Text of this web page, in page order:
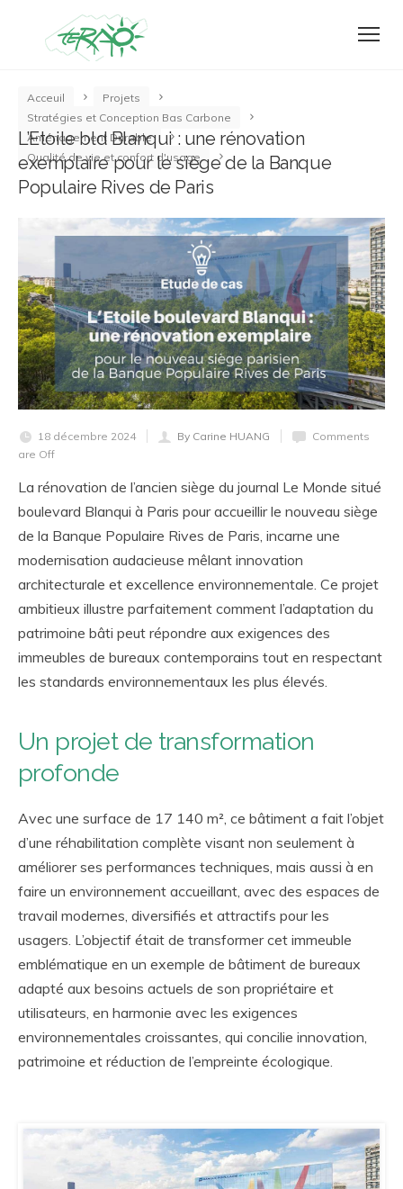
Acceuil
Projets
Stratégies et Conception Bas Carbone
Aménagement Durable
Qualité de vie et confort d'usage
L’Etoile bld Blanqui : une rénovation
exemplaire pour le siège de la Banque
Populaire Rives de Paris
18 décembre 2024 By Carine HUANG
Comments
are Off
La rénovation de l’ancien siège du journal Le Monde situé
boulevard Blanqui à Paris pour accueillir le nouveau siège
de la Banque Populaire Rives de Paris, incarne une
modernisation audacieuse mêlant innovation
architecturale et excellence environnementale. Ce projet
ambitieux illustre parfaitement comment l’adaptation du
patrimoine bâti peut répondre aux exigences des
immeubles de bureaux contemporains tout en respectant
les standards environnementaux les plus élevés.
Un projet de transformation
profonde
Avec une surface de 17 140 m², ce bâtiment a fait l’objet
d’une réhabilitation complète visant non seulement à
améliorer ses performances techniques, mais aussi à en
faire un environnement accueillant, avec des espaces de
travail modernes, diversifiés et attractifs pour les
usagers. L’objectif était de transformer cet immeuble
emblématique en un exemple de bâtiment de bureaux
adapté aux besoins actuels de son propriétaire et
utilisateurs, en harmonie avec les exigences
environnementales croissantes, qui concilie innovation,
patrimoine et réduction de l’empreinte écologique.